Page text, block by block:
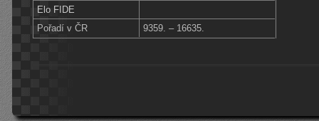
Elo FIDE
Pořadí v ČR
9359. – 16635.